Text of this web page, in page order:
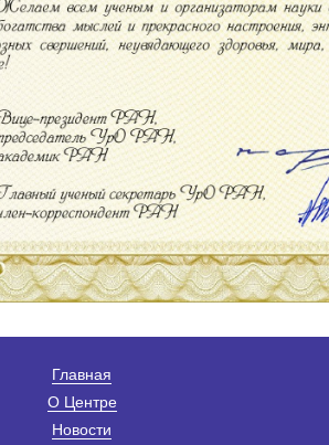
Главная
О Центре
Новости